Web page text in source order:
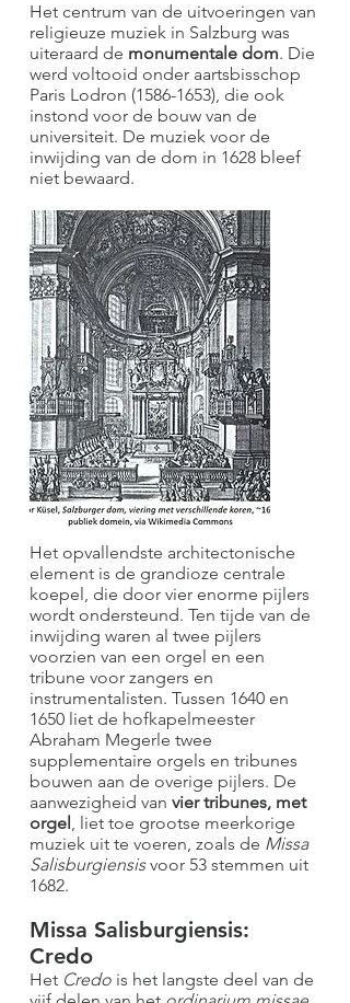
Het centrum van de uitvoeringen van
religieuze muziek in Salzburg was
uiteraard de monumentale dom. Die
werd voltooid onder aartsbisschop
Paris Lodron (1586-1653), die ook
instond voor de bouw van de
universiteit. De muziek voor de
inwijding van de dom in 1628 bleef
niet bewaard.
Het opvallendste architectonische
element is de grandioze centrale
koepel, die door vier enorme pijlers
wordt ondersteund. Ten tijde van de
inwijding waren al twee pijlers
voorzien van een orgel en een
tribune voor zangers en
instrumentalisten. Tussen 1640 en
1650 liet de hofkapelmeester
Abraham Megerle twee
supplementaire orgels en tribunes
bouwen aan de overige pijlers. De
aanwezigheid van vier tribunes, met
orgel, liet toe grootse meerkorige
muziek uit te voeren, zoals de Missa
Salisburgiensisvoor 53 stemmen uit
1682.
Missa Salisburgiensis:
Credo
Het Credo is het langste deel van de